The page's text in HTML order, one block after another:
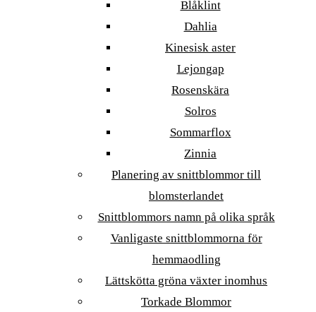
Blåklint
Dahlia
Kinesisk aster
Lejongap
Rosenskära
Solros
Sommarflox
Zinnia
Planering av snittblommor till
blomsterlandet
Snittblommors namn på olika språk
Vanligaste snittblommorna för
hemmaodling
Lättskötta gröna växter inomhus
Torkade Blommor